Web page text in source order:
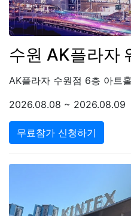
수원 AK플라자
AK플라자 수원점 6층 아트홀
2026.08.08 ~ 2026.08.09
무료참가 신청하기